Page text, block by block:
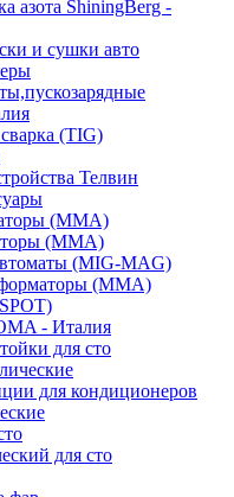
азота ShiningBerg -
и сушки авто
(TIG)
Телвин
(MMA)
(MMA)
(MIG-MAG)
(MMA)
- Италия
для сто
для кондиционеров
для сто